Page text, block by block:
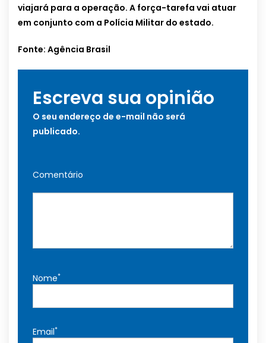
viajará para a operação. A força-tarefa vai atuar
em conjunto com a Polícia Militar do estado.
Fonte: Agência Brasil
Escreva sua opinião
O seu endereço de e-mail não será
publicado.
Comentário
Nome*
Email*